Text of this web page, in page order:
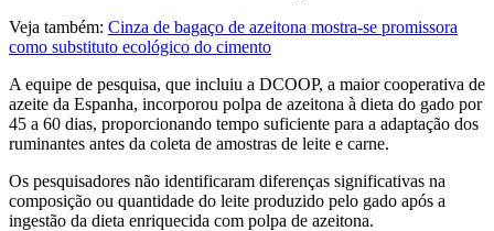
Veja também: Cinza de bagaço de azeitona mostra-se promissora
como substituto ecológico do cimento
A equipe de pesquisa, que incluiu a DCOOP, a maior cooperativa de
azeite da Espanha, incorporou polpa de azeitona à dieta do gado por
45 a 60 dias, proporcionando tempo suficiente para a adaptação dos
ruminantes antes da coleta de amostras de leite e carne.
Os pesquisadores não identificaram diferenças significativas na
composição ou quantidade do leite produzido pelo gado após a
ingestão da dieta enriquecida com polpa de azeitona.